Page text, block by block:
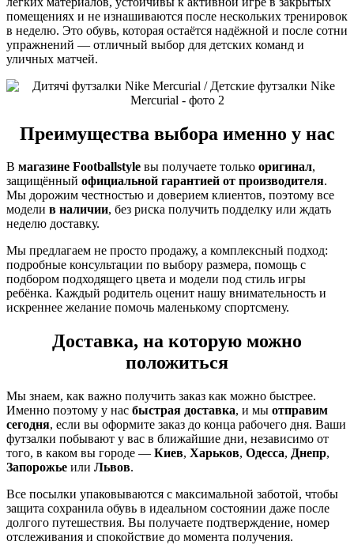
помещениях и не изнашиваются после нескольких тренировок
в неделю. Это обувь, которая остаётся надёжной и после сотни
упражнений — отличный выбор для детских команд и
уличных матчей.
Преимущества выбора именно у нас
В магазине Footballstyle вы получаете только оригинал,
защищённый официальной гарантией от производителя.
Мы дорожим честностью и доверием клиентов, поэтому все
модели в наличии, без риска получить подделку или ждать
неделю доставку.
Мы предлагаем не просто продажу, а комплексный подход:
подробные консультации по выбору размера, помощь с
подбором подходящего цвета и модели под стиль игры
ребёнка. Каждый родитель оценит нашу внимательность и
искреннее желание помочь маленькому спортсмену.
Доставка, на которую можно
положиться
Мы знаем, как важно получить заказ как можно быстрее.
Именно поэтому у нас быстрая доставка, и мы отправим
сегодня, если вы оформите заказ до конца рабочего дня. Ваши
футзалки побывают у вас в ближайшие дни, независимо от
того, в каком вы городе — Киев, Харьков, Одесса, Днепр,
Запорожье или Львов.
Все посылки упаковываются с максимальной заботой, чтобы
защита сохранила обувь в идеальном состоянии даже после
долгого путешествия. Вы получаете подтверждение, номер
отслеживания и спокойствие до момента получения.